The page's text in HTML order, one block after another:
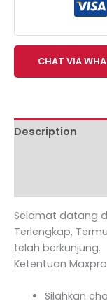
CHAT VIA
Description
Selamat datang
Terlengkap,
telah berkunjung.
Ketentuan
Silahkan